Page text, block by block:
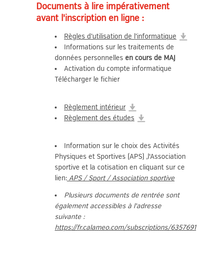
Documents à lire impérativement
avant l'inscription en ligne :
Règles d’utilisation de l’informatique
Informations sur les traitements de
données personnelles en cours de MAJ
Activation du compte informatique
Télécharger le fichier
Règlement intérieur
Règlement des études
Information sur le choix des Activités
Physiques et Sportives (APS) ,l'Association
sportive et la cotisation en cliquant sur ce
lien: APS / Sport / Association sportive
Plusieurs documents de rentrée sont
également accessibles à l'adresse
suivante :
https://fr.calameo.com/subscriptions/6357691